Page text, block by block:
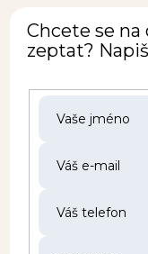
Chcete se
zeptat?